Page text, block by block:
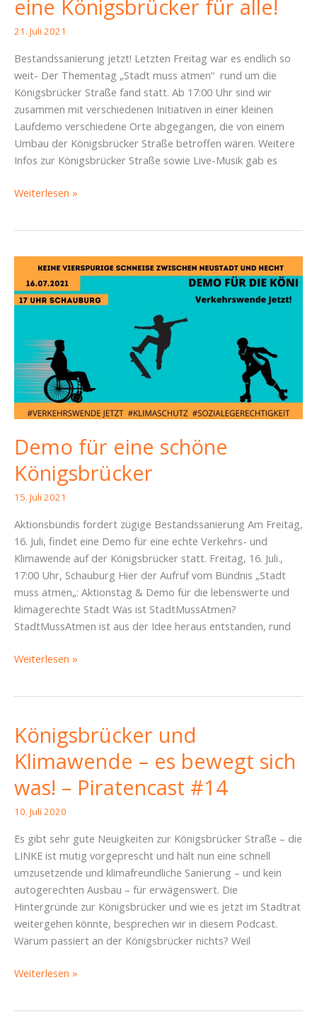
eine Königsbrücker für alle!
21. Juli 2021
Bestandssanierung jetzt! Letzten Freitag war es endlich so
weit- Der Thementag „Stadt muss atmen“ rund um die
Königsbrücker Straße fand statt. Ab 17:00 Uhr sind wir
zusammen mit verschiedenen Initiativen in einer kleinen
Laufdemo verschiedene Orte abgegangen, die von einem
Umbau der Königsbrücker Straße betroffen wären. Weitere
Infos zur Königsbrücker Straße sowie Live-Musik gab es
Piraten
Straße
eine
Königsbrücker
alle!
Weiterlesen »
Demo für eine schöne
Königsbrücker
15. Juli 2021
Aktionsbündis fordert zügige Bestandssanierung Am Freitag,
16. Juli, findet eine Demo für eine echte Verkehrs- und
Klimawende auf der Königsbrücker statt. Freitag, 16. Juli.,
17:00 Uhr, Schauburg Hier der Aufruf vom Bündnis „Stadt
muss atmen„: Aktionstag & Demo für die lebenswerte und
klimagerechte Stadt Was ist StadtMussAtmen?
StadtMussAtmen ist aus der Idee heraus entstanden, rund
Demo
Königsbrücker
Weiterlesen »
Königsbrücker und
Klimawende – es bewegt sich
was! – Piratencast #14
10. Juli 2020
Es gibt sehr gute Neuigkeiten zur Königsbrücker Straße – die
LINKE ist mutig vorgeprescht und hält nun eine schnell
umzusetzende und klimafreundliche Sanierung – und kein
autogerechten Ausbau – für erwägenswert. Die
Hintergründe zur Königsbrücker und wie es jetzt im Stadtrat
weitergehen könnte, besprechen wir in diesem Podcast.
Warum passiert an der Königsbrücker nichts? Weil
Königsbrücker
Weiterlesen »